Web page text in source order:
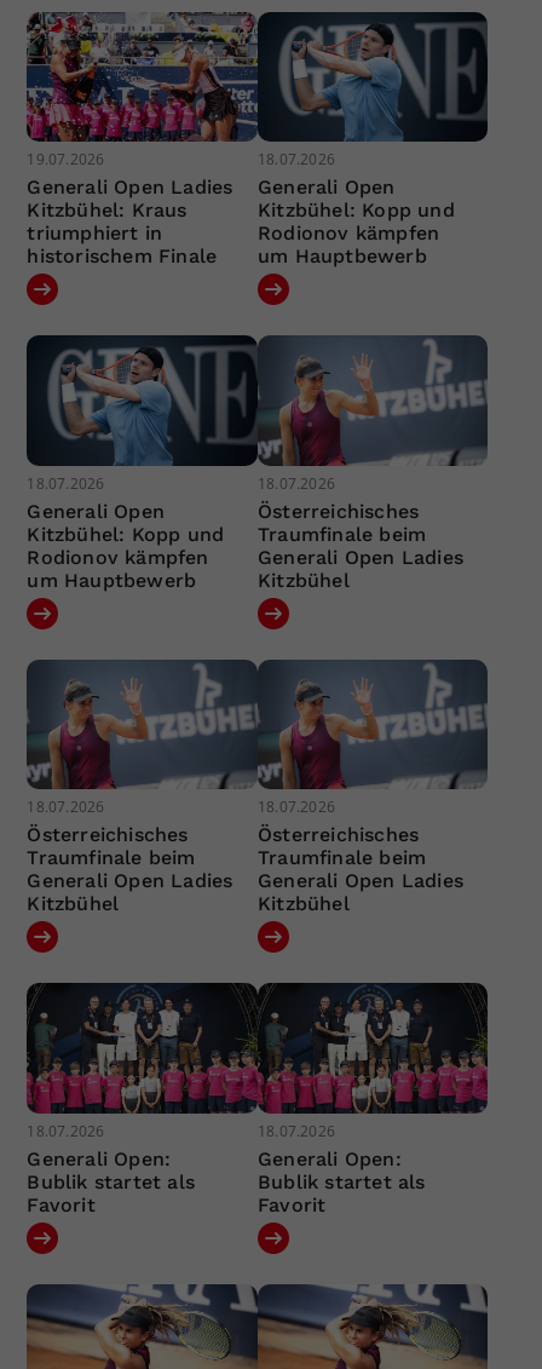
19.07.2026
Generali Open Ladies
Kitzbühel: Kraus
triumphiert in
historischem Finale
18.07.2026
Generali Open
Kitzbühel: Kopp und
Rodionov kämpfen
um Hauptbewerb
18.07.2026
Generali Open
Kitzbühel: Kopp und
Rodionov kämpfen
um Hauptbewerb
18.07.2026
Österreichisches
Traumfinale beim
Generali Open Ladies
Kitzbühel
18.07.2026
Österreichisches
Traumfinale beim
Generali Open Ladies
Kitzbühel
18.07.2026
Österreichisches
Traumfinale beim
Generali Open Ladies
Kitzbühel
18.07.2026
Generali Open:
Bublik startet als
Favorit
18.07.2026
Generali Open:
Bublik startet als
Favorit